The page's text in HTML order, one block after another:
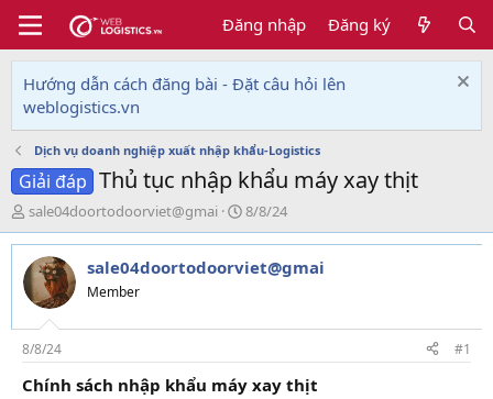
Đăng nhập Đăng ký
Hướng dẫn cách đăng bài - Đặt câu hỏi lên
weblogistics.vn
Dịch vụ doanh nghiệp xuất nhập khẩu-Logistics
Giải đáp Thủ tục nhập khẩu máy xay thịt
T
h
r
e
a
d
s
t
a
r
sale04doortodoorviet@gmai
N
g
à
y
i
8/8/24
sale04doortodoorviet@gmai
Member
8/8/24 #1
Chính sách nhập khẩu máy xay thịt